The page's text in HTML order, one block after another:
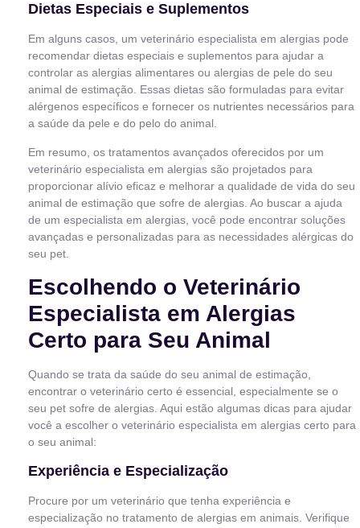
Dietas Especiais e Suplementos
Em alguns casos, um veterinário especialista em alergias pode
recomendar dietas especiais e suplementos para ajudar a
controlar as alergias alimentares ou alergias de pele do seu
animal de estimação. Essas dietas são formuladas para evitar
alérgenos específicos e fornecer os nutrientes necessários para
a saúde da pele e do pelo do animal.
Em resumo, os tratamentos avançados oferecidos por um
veterinário especialista em alergias são projetados para
proporcionar alívio eficaz e melhorar a qualidade de vida do seu
animal de estimação que sofre de alergias. Ao buscar a ajuda
de um especialista em alergias, você pode encontrar soluções
avançadas e personalizadas para as necessidades alérgicas do
seu pet.
Escolhendo o Veterinário
Especialista em Alergias
Certo para Seu Animal
Quando se trata da saúde do seu animal de estimação,
encontrar o veterinário certo é essencial, especialmente se o
seu pet sofre de alergias. Aqui estão algumas dicas para ajudar
você a escolher o veterinário especialista em alergias certo para
o seu animal:
Experiência e Especialização
Procure por um veterinário que tenha experiência e
especialização no tratamento de alergias em animais. Verifique